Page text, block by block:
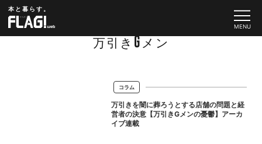
本と暮らす。
万引きGメン
コラム
万引きを闇に葬ろうとする店舗の問題と経
営者の決意【万引きGメンの憂鬱】アーカ
イブ連載